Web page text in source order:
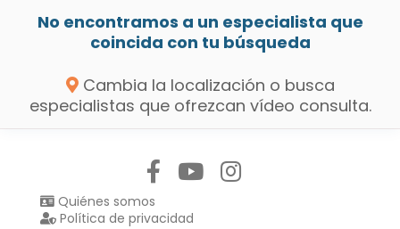
No encontramos a un especialista que
coincida con tu búsqueda
Cambia la localización o busca
especialistas que ofrezcan vídeo consulta.
Quiénes somos
Política de privacidad